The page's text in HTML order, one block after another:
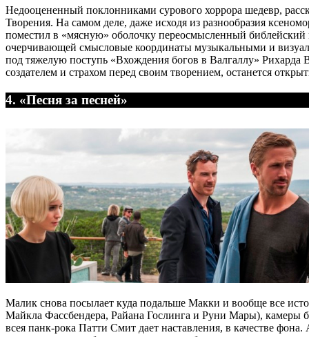
Недооцененный поклонниками сурового хоррора шедевр,
Творения. На самом деле, даже исходя из разнообразия
поместил в «мясную» оболочку переосмысленный
очерчивающей смысловые координаты музыкальными и
под тяжелую поступь «Вхождения богов в Валгаллу» Рихарда
создателем и страхом перед своим творением, останется
4. «Песня за песней»
Малик снова посылает куда подальше Макки и вообще все
Майкла Фассбендера, Райана Гослинга и Руни Мары), камеры
всея панк-рока Патти Смит дает наставления, в качестве